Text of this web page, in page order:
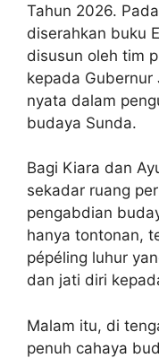
Tahun 2026.
diserahkan buku
disusun oleh tim
kepada Gubernur
nyata dalam
budaya Sunda.
Bagi Kiara dan
sekadar ruang
pengabdian
hanya tontonan,
pépéling luhur
dan jati diri
Malam itu, di
penuh cahaya